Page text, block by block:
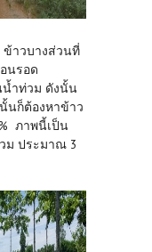
าวบางส่วนที่
นรอด
น้ำท่วม ดังนั้น
นก็ต้องหาข้าว
ภาพนี้เป็น
ม ประมาณ 3